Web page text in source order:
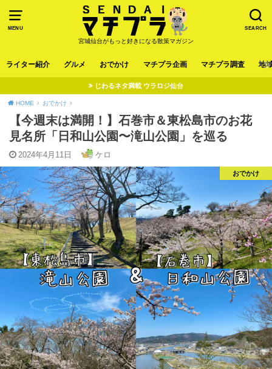
MENU SEARCH
宮城仙台がもっと好きになる散策マガジン
ライター紹介 グルメ おでかけ マチプラ企画 マチプラ調査 地
じわるネタ満載 ウラロジ仙台
HOME おでかけ
【今週末は満開！】石巻市＆東松島市のお花
見名所「日和山公園〜滝山公園」を巡る
2024年4月11日 ケロ
おでかけ